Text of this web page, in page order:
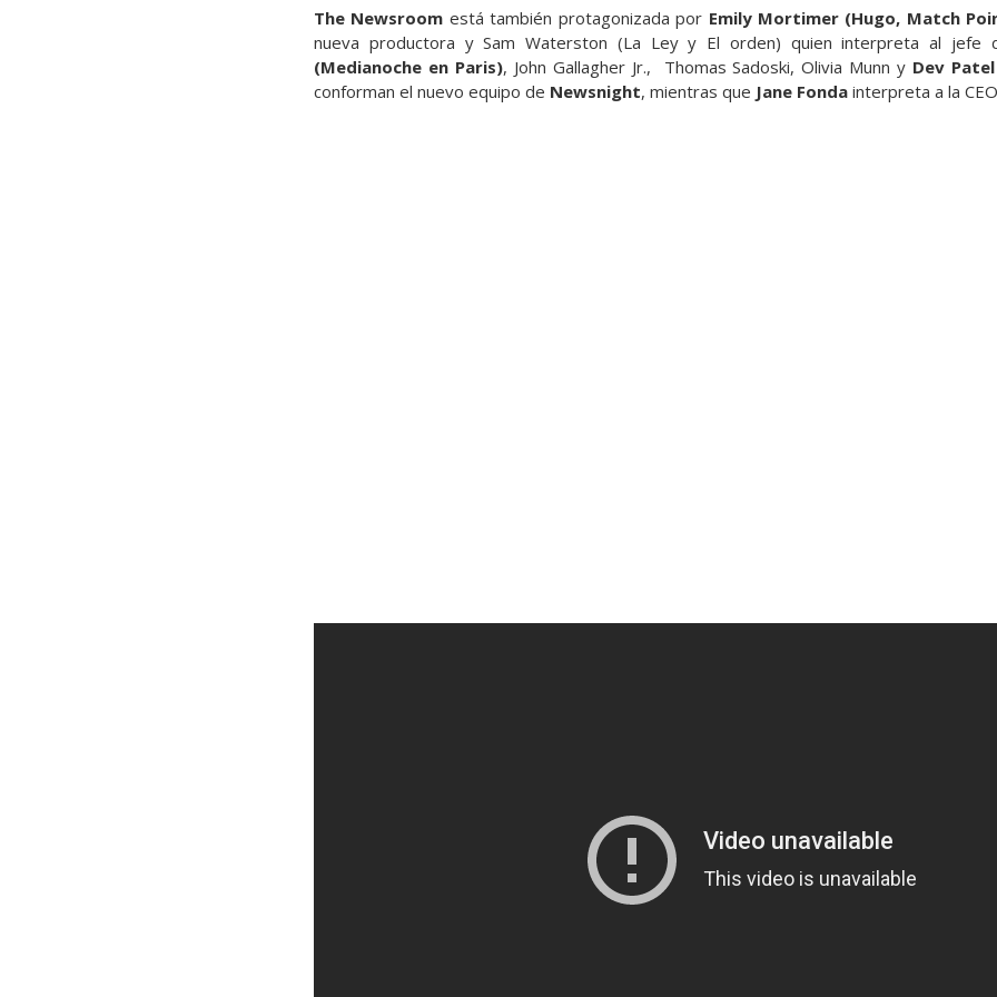
The Newsroom está también protagonizada por Emily Mortimer (Hugo, Match
nueva productora y Sam Waterston (La Ley y El orden) quien interpreta al jefe
(Medianoche en Paris), John Gallagher Jr., Thomas Sadoski, Olivia Munn y Dev
conforman el nuevo equipo de Newsnight, mientras que Jane Fonda interpreta a la